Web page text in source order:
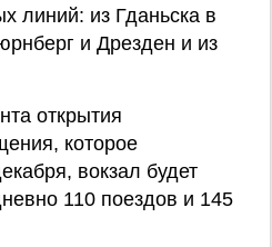
линий: из Гданьска в
и Дрезден и из
открытия
которое
вокзал будет
110 поездов и 145